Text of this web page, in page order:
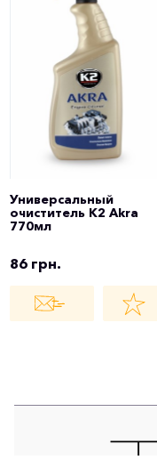
Универсальный
очиститель K2 Akra
770мл
86 грн.